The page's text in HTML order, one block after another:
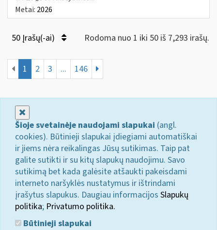
Metai: 2026
50 Įrašų(-ai) Rodoma nuo 1 iki 50 iš 7,293 irašų.
1 2 3 ... 146
Šioje svetainėje naudojami slapukai (angl.
cookies). Būtinieji slapukai įdiegiami automatiškai
ir jiems nėra reikalingas Jūsų sutikimas. Taip pat
galite sutikti ir su kitų slapukų naudojimu. Savo
sutikimą bet kada galėsite atšaukti pakeisdami
interneto naršyklės nustatymus ir ištrindami
įrašytus slapukus. Daugiau informacijos Slapukų
politika; Privatumo politika.
Būtinieji slapukai